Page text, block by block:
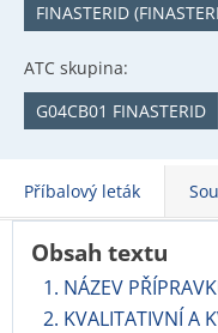
FINASTERID
ATC skupina:
G04CB01 FINASTERID
Příbalový leták
Obsah textu
1. NÁZEV
2. KVALITATIVNÍ A